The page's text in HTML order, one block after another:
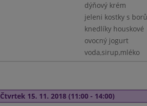
dýňový krém
jeleni kostky s
knedlíky houskové
ovocný jogurt
voda,sirup,mléko
Čtvrtek 15. 11. 2018 (11:00 - 14:00)